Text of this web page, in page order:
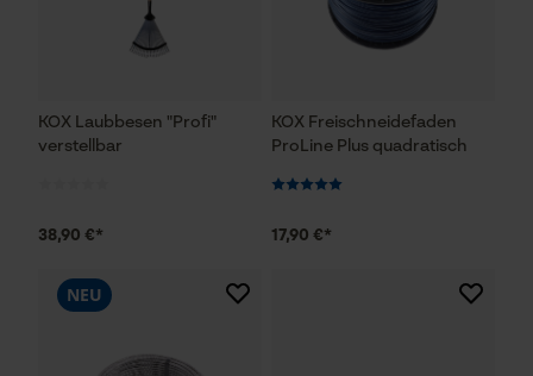
KOX Laubbesen "Profi"
verstellbar
38,90 €*
KOX Freischneidefaden
ProLine Plus quadratisch
17,90 €*
NEU